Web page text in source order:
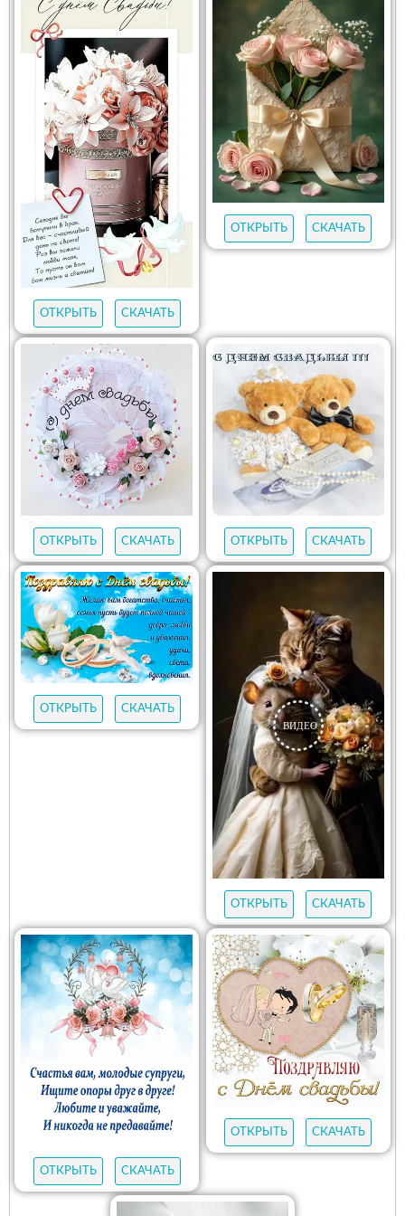
ОТКРЫТЬ СКАЧАТЬ
ОТКРЫТЬ СКАЧАТЬ
ОТКРЫТЬ СКАЧАТЬ ОТКРЫТЬ СКАЧАТЬ
ОТКРЫТЬ СКАЧАТЬ
ОТКРЫТЬ СКАЧАТЬ
ОТКРЫТЬ СКАЧАТЬ
ОТКРЫТЬ СКАЧАТЬ